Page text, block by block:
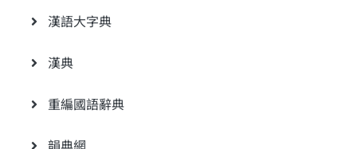
漢語大字典
漢典
重編國語辭典
韻典網